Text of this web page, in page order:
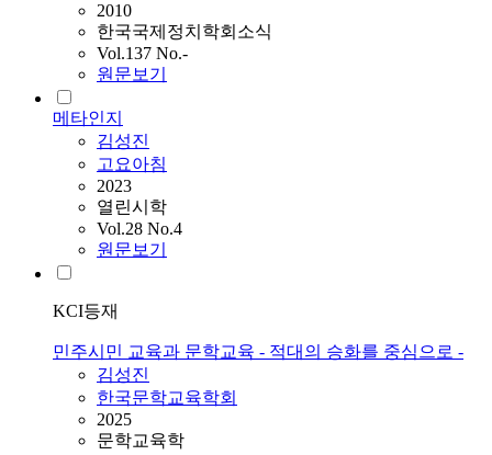
2010
한국국제정치학회소식
Vol.137 No.-
원문보기
메타인지
김성진
고요아침
2023
열린시학
Vol.28 No.4
원문보기
KCI등재
민주시민 교육과 문학교육 - 적대의 승화를 중심으로 -
김성진
한국문학교육학회
2025
문학교육학